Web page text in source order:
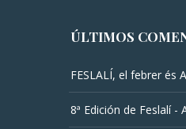
ÚLTIMOS
FESLALÍ, el febrer és
8ª Edición de Feslalí -